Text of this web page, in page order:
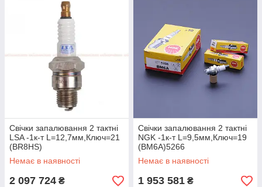
Свічки запалювання 2 тактні
LSA -1к-т L=12,7мм,Ключ=21
(BR8HS)
Немає в наявності
2 097 724 ₴
Свічки запалювання 2 тактні
NGK -1к-т L=9,5мм,Ключ=19
(BM6A)5266
Немає в наявності
1 953 581 ₴